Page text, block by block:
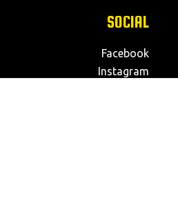
SOCIAL
Facebook
Instagram